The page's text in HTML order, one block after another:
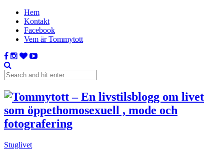
Hem
Kontakt
Facebook
Vem är Tommytott
Stuglivet